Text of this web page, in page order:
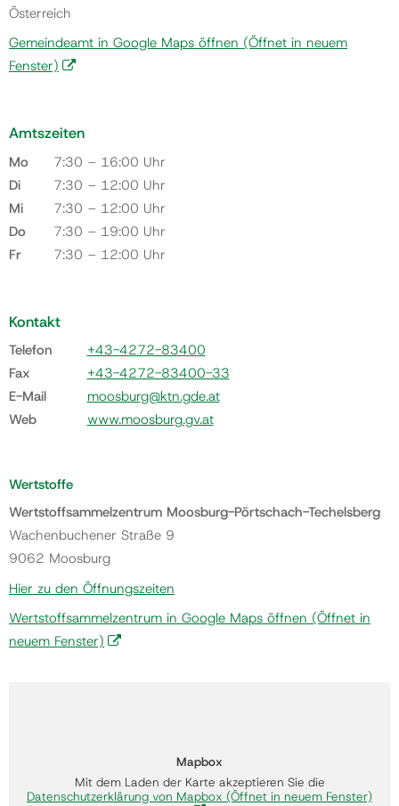
Österreich
Gemeindeamt in Google Maps öffnen (Öffnet in neuem
Fenster)
Amtszeiten
Mo
7:30 – 16:00 Uhr
Di
7:30 – 12:00 Uhr
Mi
7:30 – 12:00 Uhr
Do
7:30 – 19:00 Uhr
Fr
7:30 – 12:00 Uhr
Kontakt
Telefon
+43-4272-83400
Fax
+43-4272-83400-33
E-Mail
moosburg@ktn.gde.at
Web
www.moosburg.gv.at
Wertstoffe
Wertstoffsammelzentrum Moosburg-Pörtschach-Techelsberg
Wachenbuchener Straße 9
9062 Moosburg
Hier zu den Öffnungszeiten
Wertstoffsammelzentrum in Google Maps öffnen (Öffnet in
neuem Fenster)
Mapbox
Mit dem Laden der Karte akzeptieren Sie die
Datenschutzerklärung von Mapbox (Öffnet in neuem Fenster)